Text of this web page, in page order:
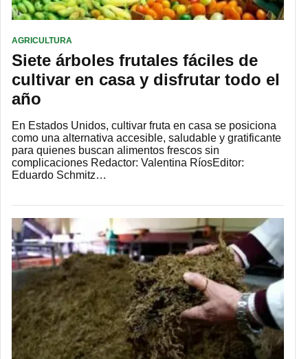
AGRICULTURA
Siete árboles frutales fáciles de
cultivar en casa y disfrutar todo el
año
En Estados Unidos, cultivar fruta en casa se posiciona
como una alternativa accesible, saludable y gratificante
para quienes buscan alimentos frescos sin
complicaciones Redactor: Valentina RíosEditor:
Eduardo Schmitz…